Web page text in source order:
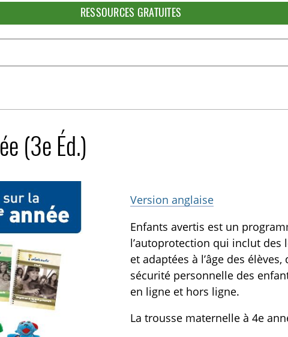
RESSOURCES GRATUITES
(3e Éd.)
Version anglaise
Enfants avertis est un
l’autoprotection qui inclut des
et adaptées à l’âge des
sécurité personnelle des
en ligne et hors ligne.
La trousse maternelle à 4e